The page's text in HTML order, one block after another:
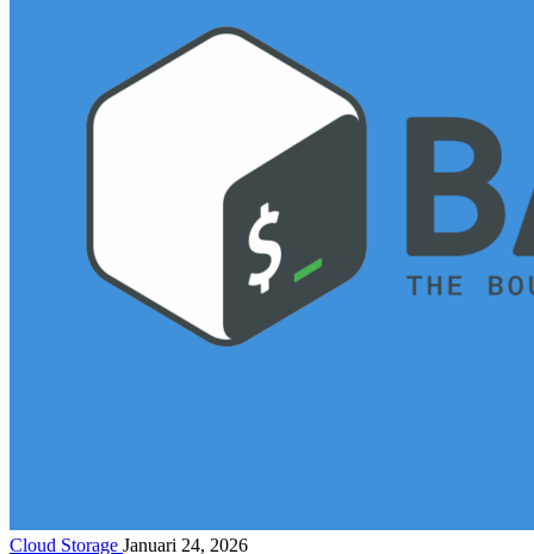
Cloud Storage Januari 24, 2026